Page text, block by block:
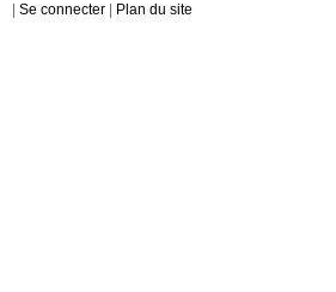
Se connecter Plan du site